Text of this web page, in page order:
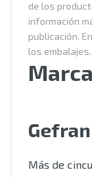
de los
información
publicación.
los embalajes.
Marca
Gefran
Más de